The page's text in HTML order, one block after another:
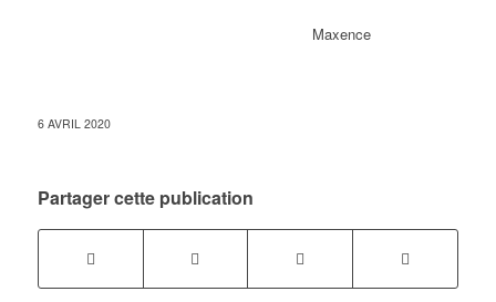
Maxence
6 AVRIL 2020
Partager cette publication